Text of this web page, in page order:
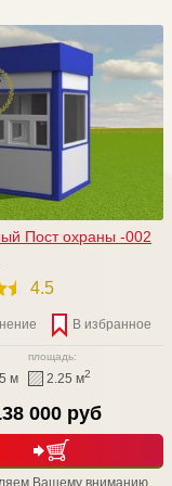
Пост охраны -002
4.5
В избранное
м
площадь:
2.25 м2
000 руб
Вашему вниманию